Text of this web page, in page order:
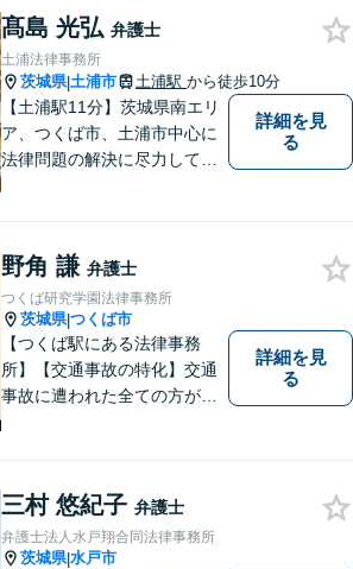
もに最善の解決を目指しま
す。
髙島 光弘 弁護士
土浦法律事務所
茨城県|土浦市 土浦駅 から徒歩10分
【土浦駅11分】茨城県南エリ
ア、つくば市、土浦市中心に
法律問題の解決に尽力してお
ら、お気軽にご相談くださ
い。
詳細を見
る
野角 謙 弁護士
つくば研究学園法律事務所
茨城県|つくば市
【つくば駅にある法律事務
所】【交通事故の特化】交通
事故に遭われた全ての方が適
ニケーションを大切にし、最
善の解決へと導きます。
詳細を見
る
三村 悠紀子 弁護士
弁護士法人水戸翔合同法律事務所
茨城県|水戸市